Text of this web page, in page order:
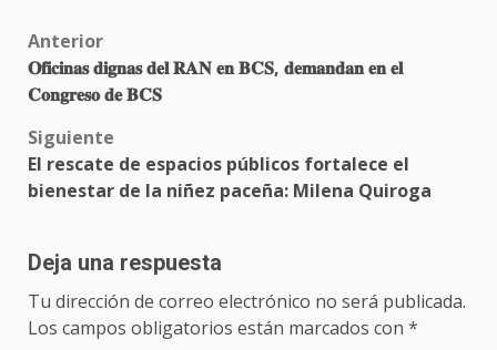
Post
navigation
Anterior
𝐎𝐟𝐢𝐜𝐢𝐧𝐚𝐬 𝐝𝐢𝐠𝐧𝐚𝐬 𝐝𝐞𝐥 𝐑𝐀𝐍 𝐞𝐧 𝐁𝐂𝐒, 𝐝𝐞𝐦𝐚𝐧𝐝𝐚𝐧 𝐞𝐧 𝐞𝐥
𝐂𝐨𝐧𝐠𝐫𝐞𝐬𝐨 𝐝𝐞 𝐁𝐂𝐒
Siguiente
El rescate de espacios públicos fortalece el
bienestar de la niñez paceña: Milena Quiroga
Deja una respuesta
Tu dirección de correo electrónico no será publicada.
Los campos obligatorios están marcados con *